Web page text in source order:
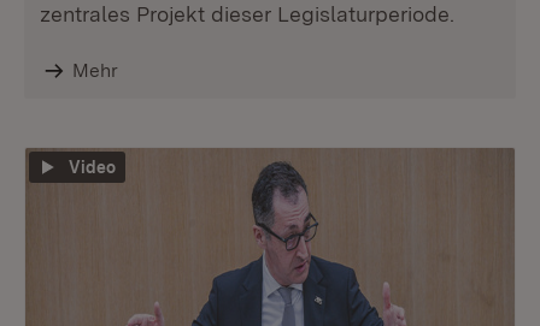
zentrales Projekt dieser Legislaturperiode.
Mehr
Video